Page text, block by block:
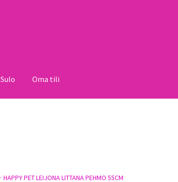
Sulo Oma tili
HAPPY PET LEIJONA LITTANA PEHMO 55CM